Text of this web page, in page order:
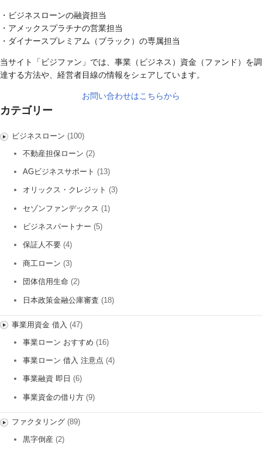
・ビジネスローンの融資担当
・アメックスプラチナの営業担当
・ダイナースプレミアム（ブラック）の専属担当
当サイト「ビジファン」では、事業（ビジネス）資金（ファンド）を調
達する方法や、経営者目線の情報をシェアしています。
お問い合わせはこちらから
カテゴリー
ビジネスローン (100)
不動産担保ローン (2)
AGビジネスサポート (13)
オリックス・クレジット (3)
セゾンファンデックス (1)
ビジネスパートナー (5)
保証人不要 (4)
商工ローン (3)
団体信用生命 (2)
日本政策金融公庫審査 (18)
事業用資金 借入 (47)
事業ローン おすすめ (16)
事業ローン 借入 注意点 (4)
事業融資 即日 (6)
事業資金の借り方 (9)
ファクタリング(89)
黒字倒産 (2)